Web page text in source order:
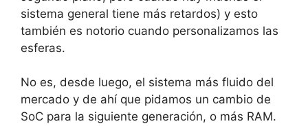
sistema general tiene más retardos) y esto
también es notorio cuando personalizamos las
esferas.
No es, desde luego, el sistema más fluido del
mercado y de ahí que pidamos un cambio de
SoC para la siguiente generación, o más RAM.